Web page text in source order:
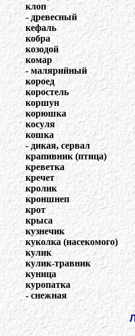
клоп
- древесный
кефаль
кобра
козодой
комар
- малярийный
короед
коростель
коршун
корюшка
косуля
кошка
- дикая, сервал
крапивник (птица)
креветка
кречет
кролик
кроншнеп
крот
крыса
кузнечик
куколка (насекомого)
кулик
кулик-травник
куница
куропатка
- снежная
Л